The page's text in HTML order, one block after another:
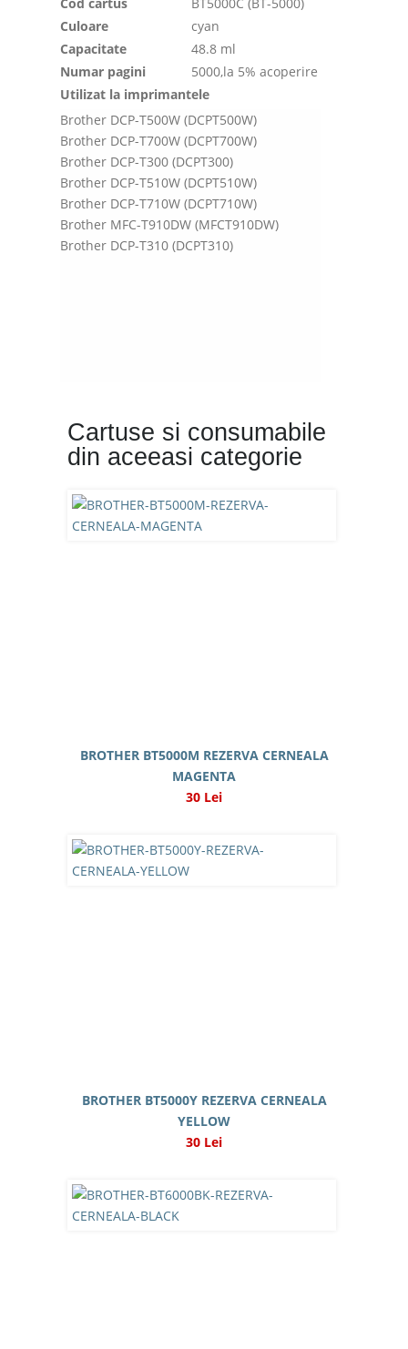
Culoare
cyan
Capacitate
48.8 ml
Numar pagini
5000,la 5% acoperire
Utilizat la imprimantele
Brother DCP-T500W (DCPT500W)
Brother DCP-T700W (DCPT700W)
Brother DCP-T300 (DCPT300)
Brother DCP-T510W (DCPT510W)
Brother DCP-T710W (DCPT710W)
Brother MFC-T910DW (MFCT910DW)
Brother DCP-T310 (DCPT310)
Cartuse si consumabile
din aceeasi categorie
BROTHER BT5000M REZERVA CERNEALA
MAGENTA
30 Lei
BROTHER BT5000Y REZERVA CERNEALA
YELLOW
30 Lei